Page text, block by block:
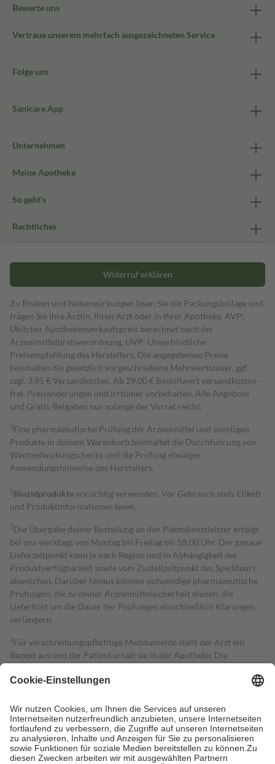
Bewerte uns
Vertraue unserem mehrfach ausgezeichneten Service
Folge uns
Sanicare App
Unternehmen
Meine Apotheke
So geht's
Rechtliches
Widerruf erklären
Zu Risiken und Nebenwirkungen lesen Sie die Packungsbeilage und
fragen Sie Ihre Ärztin, Ihren Arzt oder in Ihrer Apotheke. AVP:
Üblicher Apothekenverkaufspreis berechnet nach der
Arzneimittelpreisverordnung. UVP: Unverbindliche
Preisempfehlung des Herstellers. Die angegebenen Preise
beinhalten die gesetzlich vorgeschriebene Mehrwertsteuer, ggf.
zzgl. 3,95 € Versandkosten. Ab 29,00 € Bestell­wert versand­kosten­
frei. Preisänderungen und Irrtümer vorbehalten. Alle Angebote
und Gratis-Beigaben nur solange der Vorrat reicht.
1 Eine pharmazeutische Prüfung der Arzneimittel und sonstigen
Produkte in deinem Warenkorb beinhaltet die Durchführung von
Wechselwirkungschecks und die Prüfung etwaiger
Anwendungshinweise des Herstellers.
2Biozidproduktevorsichtig verwenden. Vor Gebrauch stets Etikett
und Produktinformationen lesen.
3Die Übergabe deiner Bestellung an den Paketdienstleister erfolgt
bei uns werktags von Montag bis Freitag bis 18:00 Uhr. Der genaue
Lieferzeitpunkt kann je nach Region und in Abhängigkeit der
Produktverfügbarkeit sowie vom Zustellzeitpunkt des Spediteurs
abweichen. Darüber hinaus können notwendige pharmazeutische
Prüfungen, die zu deiner Arzneimittelsicherheit dienen, die
Lieferfrist um die Dauer der Prüfungen einschließlich Klärungen
verlängern.
4Für verschreibungspflichtige Medikamente stellt der Arzt ein
Rezept aus und der Patient erhält sie in der Apotheke. Die
Kosten dafür, der Versicherte trägt einen Teil davon als Zuzahlung
Grundsätzlich leisten Mitglieder Zuzahlungen in Höhe von zehn
Prozent des Abgabepreises,mindestensjedochfünf Euround
höchstens zehn Euro.Es sind jedoch nie mehr als die tatsächlichen
Kosten der Leistung zu entrichten.
Diese Regeln gelten grundsätzlich auch für Online-Apotheken.